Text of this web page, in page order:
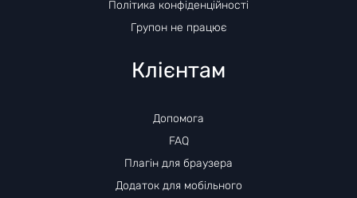
Політика конфіденційності
Групон не працює
Клієнтам
Допомога
FAQ
Плагін для браузера
Додаток для мобільного